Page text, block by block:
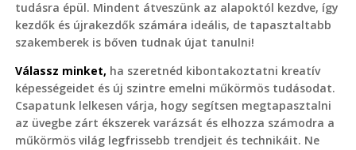
tudásra épül. Mindent átveszünk az alapoktól kezdve, így
kezdők és újrakezdők számára ideális, de tapasztaltabb
szakemberek is bőven tudnak újat tanulni!
Válassz minket, ha szeretnéd kibontakoztatni kreatív
képességeidet és új szintre emelni műkörmös tudásodat.
Csapatunk lelkesen várja, hogy segítsen megtapasztalni
az üvegbe zárt ékszerek varázsát és elhozza számodra a
műkörmös világ legfrissebb trendjeit és technikáit. Ne